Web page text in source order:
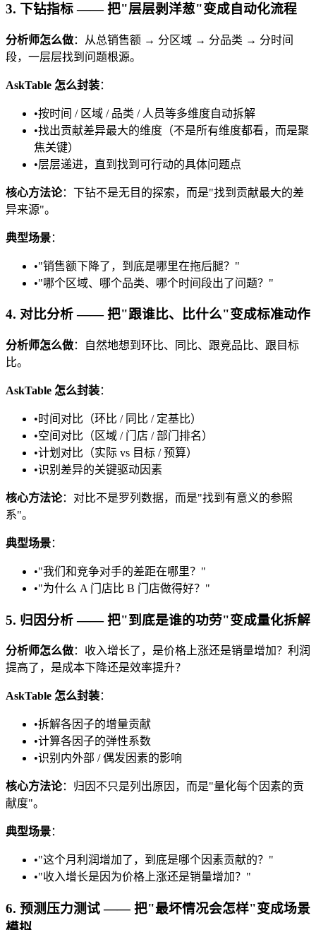
3. 下钻指标 —— 把"层层剥洋葱"变成自动化流程
分析师怎么做：从总销售额 → 分区域 → 分品类 → 分时间
段，一层层找到问题根源。
AskTable 怎么封装：
•按时间 / 区域 / 品类 / 人员等多维度自动拆解
•找出贡献差异最大的维度（不是所有维度都看，而是聚
焦关键）
•层层递进，直到找到可行动的具体问题点
核心方法论：下钻不是无目的探索，而是"找到贡献最大的差
异来源"。
典型场景：
•"销售额下降了，到底是哪里在拖后腿？"
•"哪个区域、哪个品类、哪个时间段出了问题？"
4. 对比分析 —— 把"跟谁比、比什么"变成标准动作
分析师怎么做：自然地想到环比、同比、跟竞品比、跟目标
比。
AskTable 怎么封装：
•时间对比（环比 / 同比 / 定基比）
•空间对比（区域 / 门店 / 部门排名）
•计划对比（实际 vs 目标 / 预算）
•识别差异的关键驱动因素
核心方法论：对比不是罗列数据，而是"找到有意义的参照
系"。
典型场景：
•"我们和竞争对手的差距在哪里？"
•"为什么 A 门店比 B 门店做得好？"
5. 归因分析 —— 把"到底是谁的功劳"变成量化拆解
分析师怎么做：收入增长了，是价格上涨还是销量增加？利润
提高了，是成本下降还是效率提升？
AskTable 怎么封装：
•拆解各因子的增量贡献
•计算各因子的弹性系数
•识别内外部 / 偶发因素的影响
核心方法论：归因不只是列出原因，而是"量化每个因素的贡
献度"。
典型场景：
•"这个月利润增加了，到底是哪个因素贡献的？"
•"收入增长是因为价格上涨还是销量增加？"
6. 预测压力测试 —— 把"最坏情况会怎样"变成场景